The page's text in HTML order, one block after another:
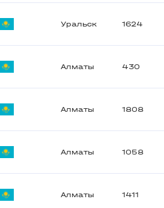
Уральск 1624
Алматы 430
Алматы 1808
Алматы 1058
Алматы 1411